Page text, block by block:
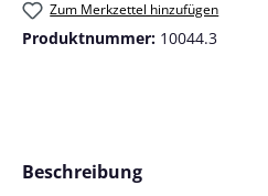
Zum Merkzettel hinzufügen
Produktnummer: 10044.3
Beschreibung